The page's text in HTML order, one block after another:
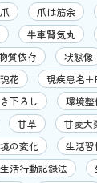
爪 爪は筋余
牛車腎気丸
質依存
状態像
花
現疾患名＋
下ろし
環境整
甘草
甘麦大
の変化
生活習
生活行動記録法